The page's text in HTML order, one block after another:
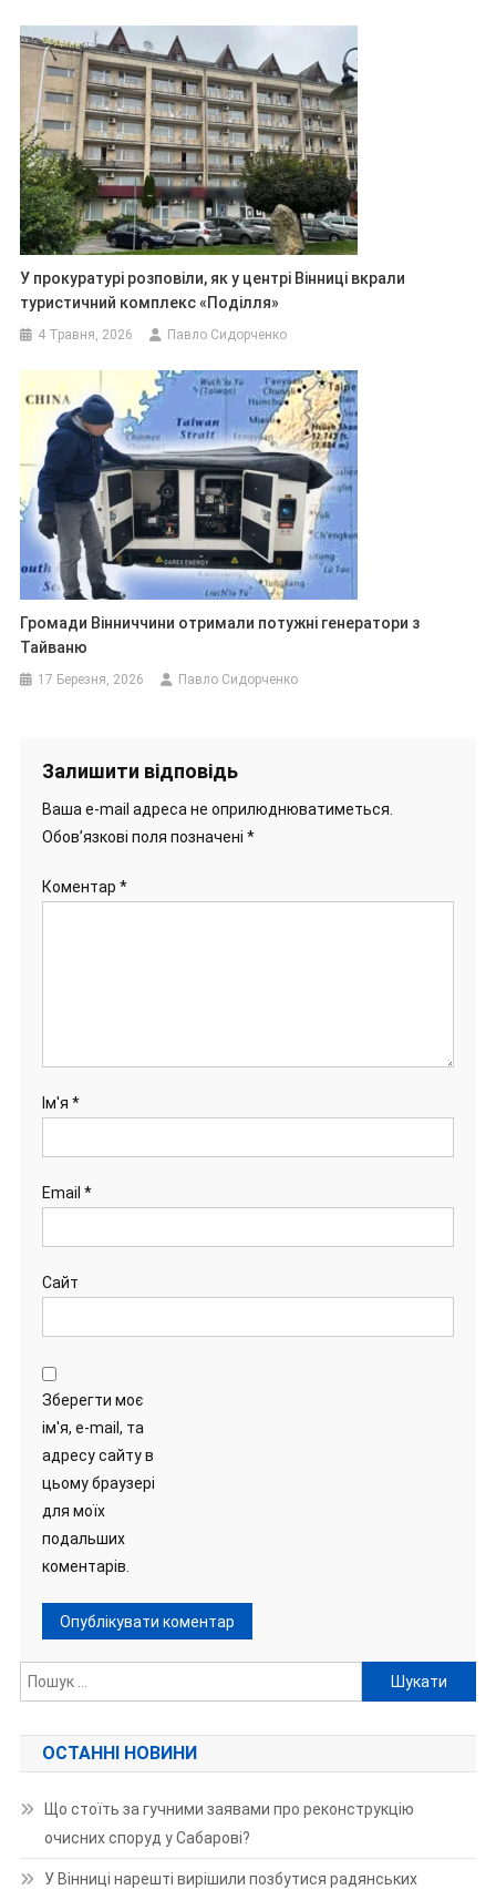
У прокуратурі розповіли, як у центрі Вінниці вкрали
туристичний комплекс «Поділля»
4 Травня, 2026 Павло Сидорченко
Громади Вінниччини отримали потужні генератори з
Тайваню
17 Березня, 2026 Павло Сидорченко
Залишити відповідь
Ваша e-mail адреса не оприлюднюватиметься.
Обов’язкові поля позначені *
Коментар *
Ім'я *
Email *
Сайт
Зберегти моє
ім'я, e-mail, та
адресу сайту в
цьому браузері
для моїх
подальших
коментарів.
Пошук:
ОСТАННІ НОВИНИ
Що стоїть за гучними заявами про реконструкцію
очисних споруд у Сабарові?
У Вінниці нарешті вирішили позбутися радянських